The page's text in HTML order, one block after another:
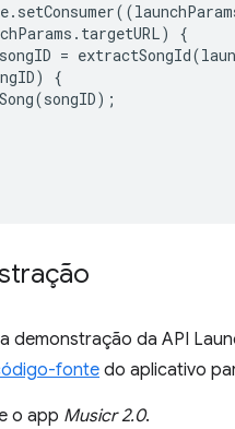
. setConsumer((
. targetURL)
{
songID = extractSongId(
)
{
(songID);
demonstração da API
fonte do aplicativo
o app Musicr 2.0.